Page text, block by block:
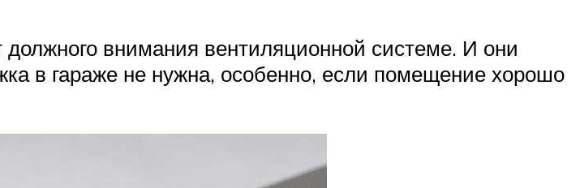
внимания вентиляционной системе. И они
в гараже не нужна, особенно, если помещение хорошо